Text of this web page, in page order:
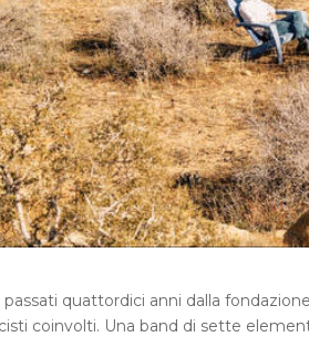
passati quattordici anni dalla
coinvolti. Una band di sette